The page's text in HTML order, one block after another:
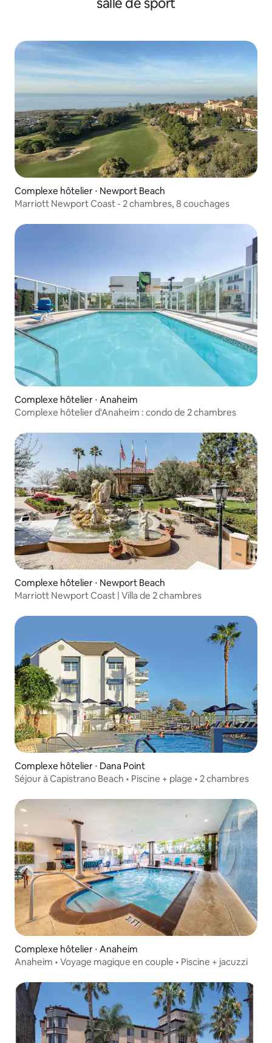
Complexe hôtelier ⋅ Newport Beach
Marriott Newport Coast - 2 chambres, 8 couchages
Complexe hôtelier ⋅ Anaheim
Complexe hôtelier d'Anaheim : condo de 2 chambres
Complexe hôtelier ⋅ Newport Beach
Marriott Newport Coast | Villa de 2 chambres
Complexe hôtelier ⋅ Dana Point
Séjour à Capistrano Beach • Piscine + plage • 2 chambres
Complexe hôtelier ⋅ Anaheim
Anaheim • Voyage magique en couple • Piscine + jacuzzi